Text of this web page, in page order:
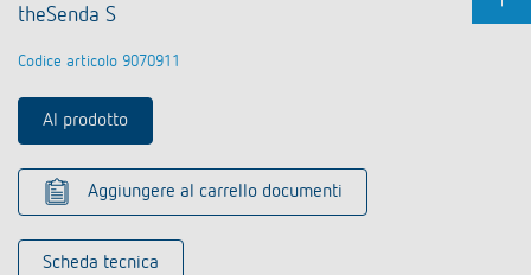
theSenda S
Codice articolo 9070911
Al prodotto
Aggiungere al carrello documenti
Scheda tecnica